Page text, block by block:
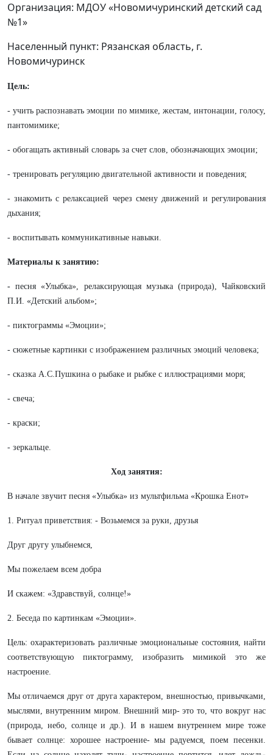
Организация: МДОУ «Новомичуринский детский сад
№1»
Населенный пункт: Рязанская область, г.
Новомичуринск
Цель:
- учить распознавать эмоции по мимике, жестам, интонации, голосу,
пантомимике;
- обогащать активный словарь за счет слов, обозначающих эмоции;
- тренировать регуляцию двигательной активности и поведения;
- знакомить с релаксацией через смену движений и регулирования
дыхания;
- воспитывать коммуникативные навыки.
Материалы к занятию:
-песня «Улыбка», релаксирующая музыка (природа), Чайковский
П.И. «Детский альбом»;
- пиктограммы «Эмоции»;
- сюжетные картинки с изображением различных эмоций человека;
- сказка А.С.Пушкина о рыбаке и рыбке с иллюстрациями моря;
- свеча;
- краски;
- зеркальце.
Ход занятия:
В начале звучит песня «Улыбка» из мультфильма «Крошка Енот»
1. Ритуал приветствия: - Возьмемся за руки, друзья
Друг другу улыбнемся,
Мы пожелаем всем добра
И скажем: «Здравствуй, солнце!»
2. Беседа по картинкам «Эмоции».
Цель: охарактеризовать различные эмоциональные состояния, найти
соответствующую пиктограмму, изобразить мимикой это же
настроение.
Мы отличаемся друг от друга характером, внешностью, привычками,
мыслями, внутренним миром. Внешний мир- это то, что вокруг нас
(природа, небо, солнце и др.). И в нашем внутреннем мире тоже
бывает солнце: хорошее настроение- мы радуемся, поем песенки.